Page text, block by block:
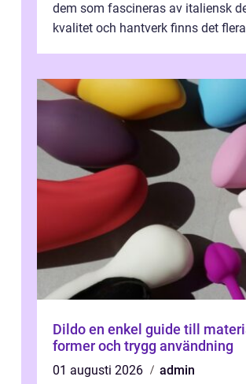
dem som fascineras av italiensk
kvalitet och hantverk finns det flera
Dildo en enkel guide till material,
former och trygg användning
01 augusti 2026
admin